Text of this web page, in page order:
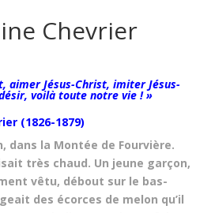
Chevrier
aimer Jésus-Christ, imiter Jésus-
voilà toute notre vie ! »
(1826-1879)
dans la Montée de Fourvière.
très chaud. Un jeune garçon,
vêtu, débout sur le bas-
des écorces de melon qu’il